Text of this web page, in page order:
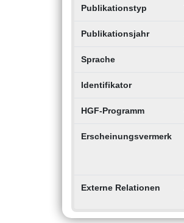
Publikationstyp
Publikationsjahr
Sprache
Identifikator
HGF-Programm
Erscheinungsvermerk
Externe Relationen